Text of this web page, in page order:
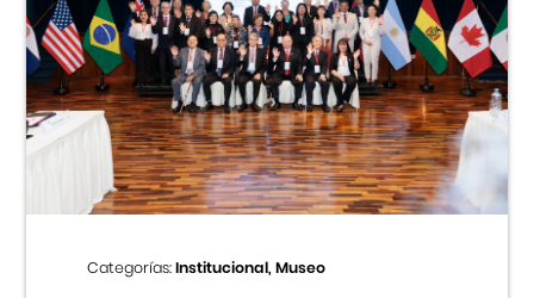
Categorías:Institucional, Museo